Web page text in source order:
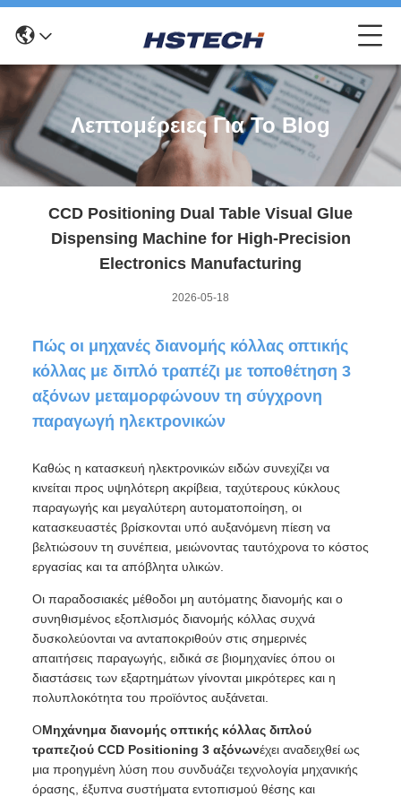
Λεπτομέρειες Για Το Blog
CCD Positioning Dual Table Visual Glue
Dispensing Machine for High-Precision
Electronics Manufacturing
2026-05-18
Πώς οι μηχανές διανομής κόλλας οπτικής
κόλλας με διπλό τραπέζι με τοποθέτηση 3
αξόνων μεταμορφώνουν τη σύγχρονη
παραγωγή ηλεκτρονικών
Καθώς η κατασκευή ηλεκτρονικών ειδών συνεχίζει να
κινείται προς υψηλότερη ακρίβεια, ταχύτερους κύκλους
παραγωγής και μεγαλύτερη αυτοματοποίηση, οι
κατασκευαστές βρίσκονται υπό αυξανόμενη πίεση να
βελτιώσουν τη συνέπεια, μειώνοντας ταυτόχρονα το κόστος
εργασίας και τα απόβλητα υλικών.
Οι παραδοσιακές μέθοδοι μη αυτόματης διανομής και ο
συνηθισμένος εξοπλισμός διανομής κόλλας συχνά
δυσκολεύονται να ανταποκριθούν στις σημερινές
απαιτήσεις παραγωγής, ειδικά σε βιομηχανίες όπου οι
διαστάσεις των εξαρτημάτων γίνονται μικρότερες και η
πολυπλοκότητα του προϊόντος αυξάνεται.
ΟΜηχάνημα διανομής οπτικής κόλλας διπλού
τραπεζιού CCD Positioning 3 αξόνωνέχει αναδειχθεί ως
μια προηγμένη λύση που συνδυάζει τεχνολογία μηχανικής
όρασης, έξυπνα συστήματα εντοπισμού θέσης και